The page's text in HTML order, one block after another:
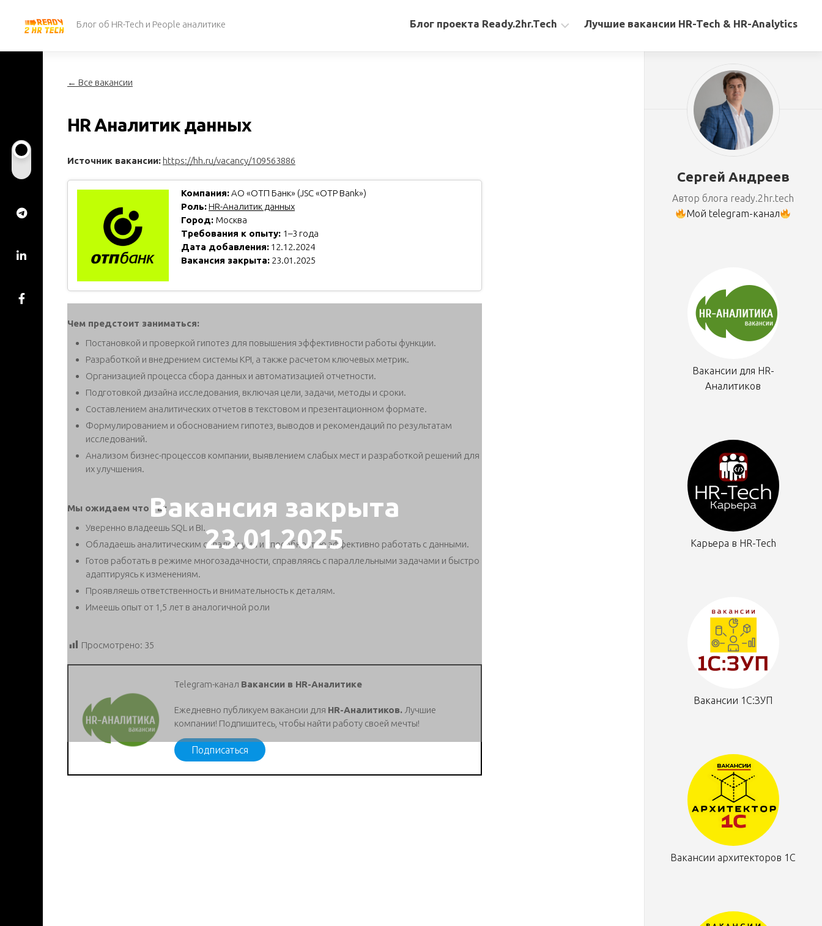
содержанию
Блог об HR-Tech и People аналитике Блог проекта Ready.2hr.Tech Лучшие вакансии HR-Tech & HR-Analytics
← Все вакансии
HR Аналитик данных
Источник вакансии: https://hh.ru/vacancy/109563886
Компания:АО «ОТП Банк» (JSC «OTP Bank»)
Роль:HR-Аналитик данных
Город: Москва
Требования к опыту: 1–3 года
Дата добавления: 12.12.2024
Вакансия закрыта: 23.01.2025
Вакансия закрыта
23.01.2025
Чем предстоит заниматься:
Постановкой и проверкой гипотез для повышения эффективности работы функции.
Разработкой и внедрением системы KPI, а также расчетом ключевых метрик.
Организацией процесса сбора данных и автоматизацией отчетности.
Подготовкой дизайна исследования, включая цели, задачи, методы и сроки.
Составлением аналитических отчетов в текстовом и презентационном формате.
Формулированием и обоснованием гипотез, выводов и рекомендаций по результатам
исследований.
Анализом бизнес-процессов компании, выявлением слабых мест и разработкой решений для
их улучшения.
Мы ожидаем что ты:
Уверенно владеешь SQL и BI.
Обладаешь аналитическим складом ума и способностью эффективно работать с данными.
Готов работать в режиме многозадачности, справляясь с параллельными задачами и быстро
адаптируясь к изменениям.
Проявляешь ответственность и внимательность к деталям.
Имеешь опыт от 1,5 лет в аналогичной роли
Просмотрено: 35
Telegram-канал Вакансии в HR-Аналитике
Ежедневно публикуем вакансии для HR-Аналитиков. Лучшие
компании! Подпишитесь, чтобы найти работу своей мечты!
Подписаться
Сергей Андреев
Автор блога ready.2hr.tech
Мой telegram-канал
Вакансии для HR-
Аналитиков
Карьера в HR-Tech
Вакансии 1С:ЗУП
Вакансии архитекторов 1С